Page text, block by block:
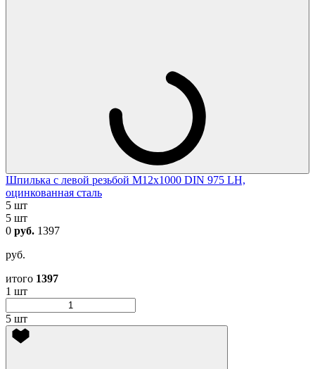
Шпилька с левой резьбой М12х1000 DIN 975 LH,
оцинкованная сталь
5 шт
5 шт
0 руб. 1397
руб.
итого 1397
1 шт
5 шт